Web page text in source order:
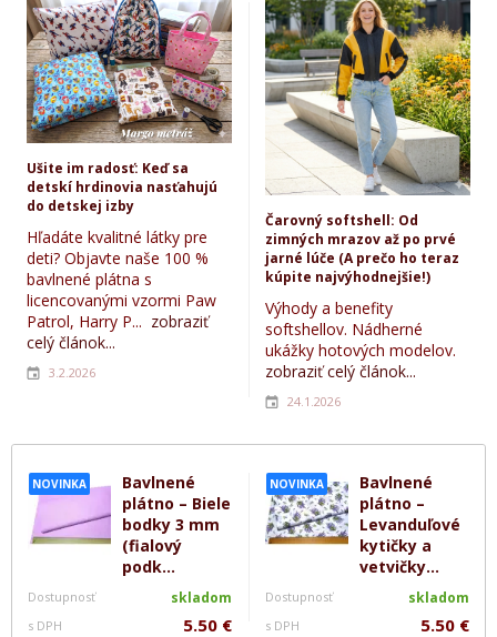
NOVINKA
Bavlnené
plátno – Biele
bodky 3 mm
(fialový
podk...
Dostupnosť skladom
s DPH 5.50 €
NOVINKA
Bavlnené
plátno –
Levanduľové
kytičky a
vetvičky...
Dostupnosť skladom
s DPH 5.50 €
Ušite im radosť: Keď sa
detskí hrdinovia nasťahujú
do detskej izby
Hľadáte kvalitné látky pre
deti? Objavte naše 100 %
bavlnené plátna s
licencovanými vzormi Paw
Patrol, Harry P... zobraziť
celý článok...
3.2.2026
Čarovný softshell: Od
zimných mrazov až po prvé
jarné lúče (A prečo ho teraz
kúpite najvýhodnejšie!)
Výhody a benefity
softshellov. Nádherné
ukážky hotových modelov.
zobraziť celý článok...
24.1.2026